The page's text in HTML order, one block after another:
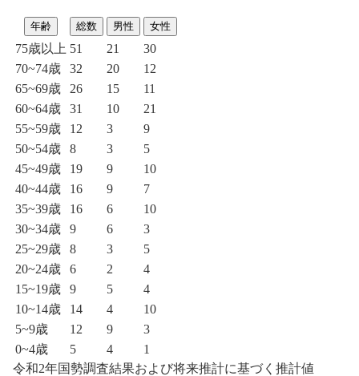
年齢 総数 男性 女性
75歳以上 51 21
30
70~74歳
32 20
12
65~69歳
26 15
11
60~64歳
31 10
21
55~59歳
12 3
9
50~54歳
8 3
5
45~49歳
19 9
10
40~44歳
16 9
7
35~39歳
16 6
10
30~34歳
9 6
3
25~29歳
8 3
5
20~24歳
6 2
4
15~19歳
9 5
4
10~14歳
14 4
10
5~9歳
12 9
3
0~4歳
5 4
1
令和2年国勢調査結果および将来推計に基づく推計値